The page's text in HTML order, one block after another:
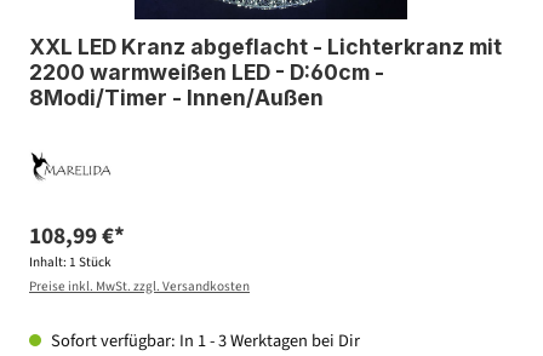
XXL LED Kranz abgeflacht - Lichterkranz mit
2200 warmweißen LED - D:60cm -
8Modi/Timer - Innen/Außen
108,99 €*
Inhalt: 1 Stück
Preise inkl. MwSt. zzgl. Versandkosten
Sofort verfügbar: In 1 - 3 Werktagen bei Dir